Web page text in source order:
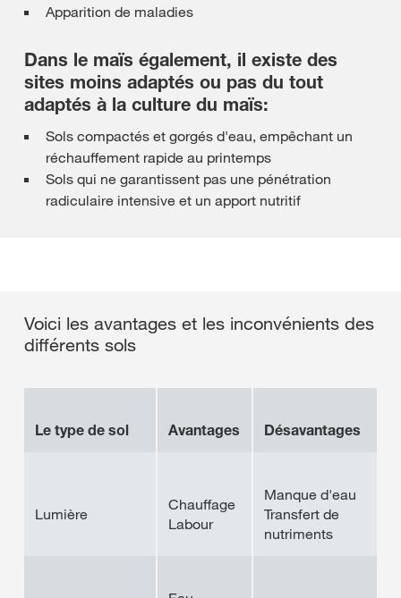
Apparition de maladies
Dans le maïs également, il existe des
sites moins adaptés ou pas du tout
adaptés à la culture du maïs:
Sols compactés et gorgés d'eau, empêchant un
réchauffement rapide au printemps
Sols qui ne garantissent pas une pénétration
radiculaire intensive et un apport nutritif
Voici les avantages et les inconvénients des
différents sols
Le type de sol Avantages Désavantages
Lumière
Chauffage
Labour
Manque d'eau
Transfert de
nutriments